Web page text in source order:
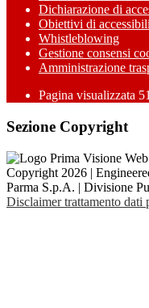
Dichiarazione di
Obiettivi di
Whistleblowing
Gestione consensi
Amministrazione
Pagina visualizzata
Sezione Copyright
Copyright 2026 |
Parma S.p.A. | Divisione
Disclaimer trattamento dati